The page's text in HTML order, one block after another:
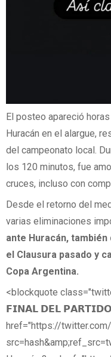
El posteo apareció
Huracán en el alargue,
del campeonato local.
los 120 minutos, fue
cruces, incluso con
Desde el retorno del
varias eliminaciones
ante Huracán,
el Clausura pasado y
Copa Argentina.
<blockquote
𝗙𝗜𝗡𝗔𝗟 𝗗𝗘𝗟
href="https://